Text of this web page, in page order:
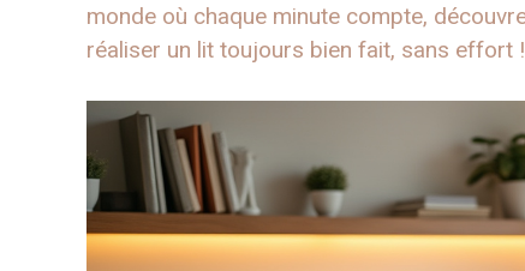
monde où chaque minute compte,
réaliser un lit toujours bien fait, sans effort !